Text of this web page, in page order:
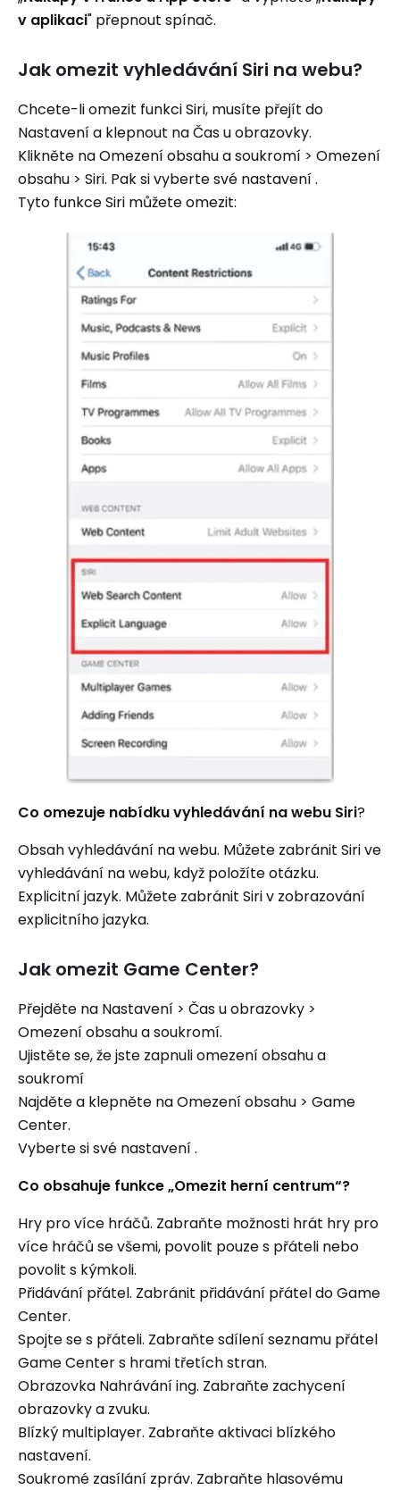
v aplikaci" přepnout spínač.
Jak omezit vyhledávání Siri na webu?
Chcete-li omezit funkci Siri, musíte přejít do
Nastavení a klepnout na Čas u obrazovky.
Klikněte na Omezení obsahu a soukromí > Omezení
obsahu > Siri. Pak si vyberte své nastavení .
Tyto funkce Siri můžete omezit:
Co omezuje nabídku vyhledávání na webu Siri?
Obsah vyhledávání na webu. Můžete zabránit Siri ve
vyhledávání na webu, když položíte otázku.
Explicitní jazyk. Můžete zabránit Siri v zobrazování
explicitního jazyka.
Jak omezit Game Center?
Přejděte na Nastavení > Čas u obrazovky >
Omezení obsahu a soukromí.
Ujistěte se, že jste zapnuli omezení obsahu a
soukromí
Najděte a klepněte na Omezení obsahu > Game
Center.
Vyberte si své nastavení .
Co obsahuje funkce „Omezit herní centrum“?
Hry pro více hráčů. Zabraňte možnosti hrát hry pro
více hráčů se všemi, povolit pouze s přáteli nebo
povolit s kýmkoli.
Přidávání přátel. Zabránit přidávání přátel do Game
Center.
Spojte se s přáteli. Zabraňte sdílení seznamu přátel
Game Center s hrami třetích stran.
Obrazovka Nahrávání ing. Zabraňte zachycení
obrazovky a zvuku.
Blízký multiplayer. Zabraňte aktivaci blízkého
nastavení.
Soukromé zasílání zpráv. Zabraňte hlasovému